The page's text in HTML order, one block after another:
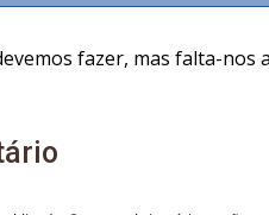
fazer, mas falta-nos